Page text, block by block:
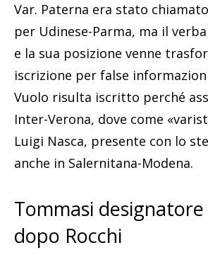
Var. Paterna era stato
per Udinese-Parma, ma il
e la sua posizione venne
iscrizione per false
Vuolo risulta iscritto perché
Inter-Verona, dove come
Luigi Nasca, presente con lo
anche in Salernitana-Modena.
Tommasi
dopo Rocchi